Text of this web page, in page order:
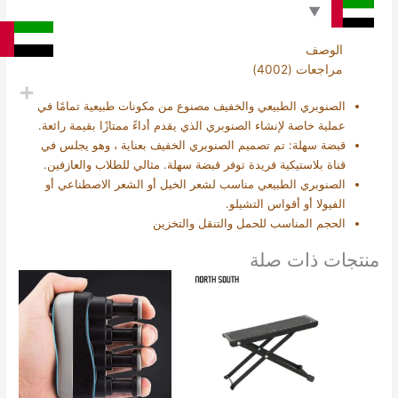
الوصف
مراجعات (4002)
الصنوبري الطبيعي والخفيف مصنوع من مكونات طبيعية تمامًا في
عملية خاصة لإنشاء الصنوبري الذي يقدم أداءً ممتازًا بقيمة رائعة.
قبضة سهلة: تم تصميم الصنوبري الخفيف بعناية ، وهو يجلس في
قناة بلاستيكية فريدة توفر قبضة سهلة. مثالي للطلاب والعازفين.
الصنوبري الطبيعي مناسب لشعر الخيل أو الشعر الاصطناعي أو
الفيولا أو أقواس التشيلو.
الحجم المناسب للحمل والتنقل والتخزين
منتجات ذات صلة